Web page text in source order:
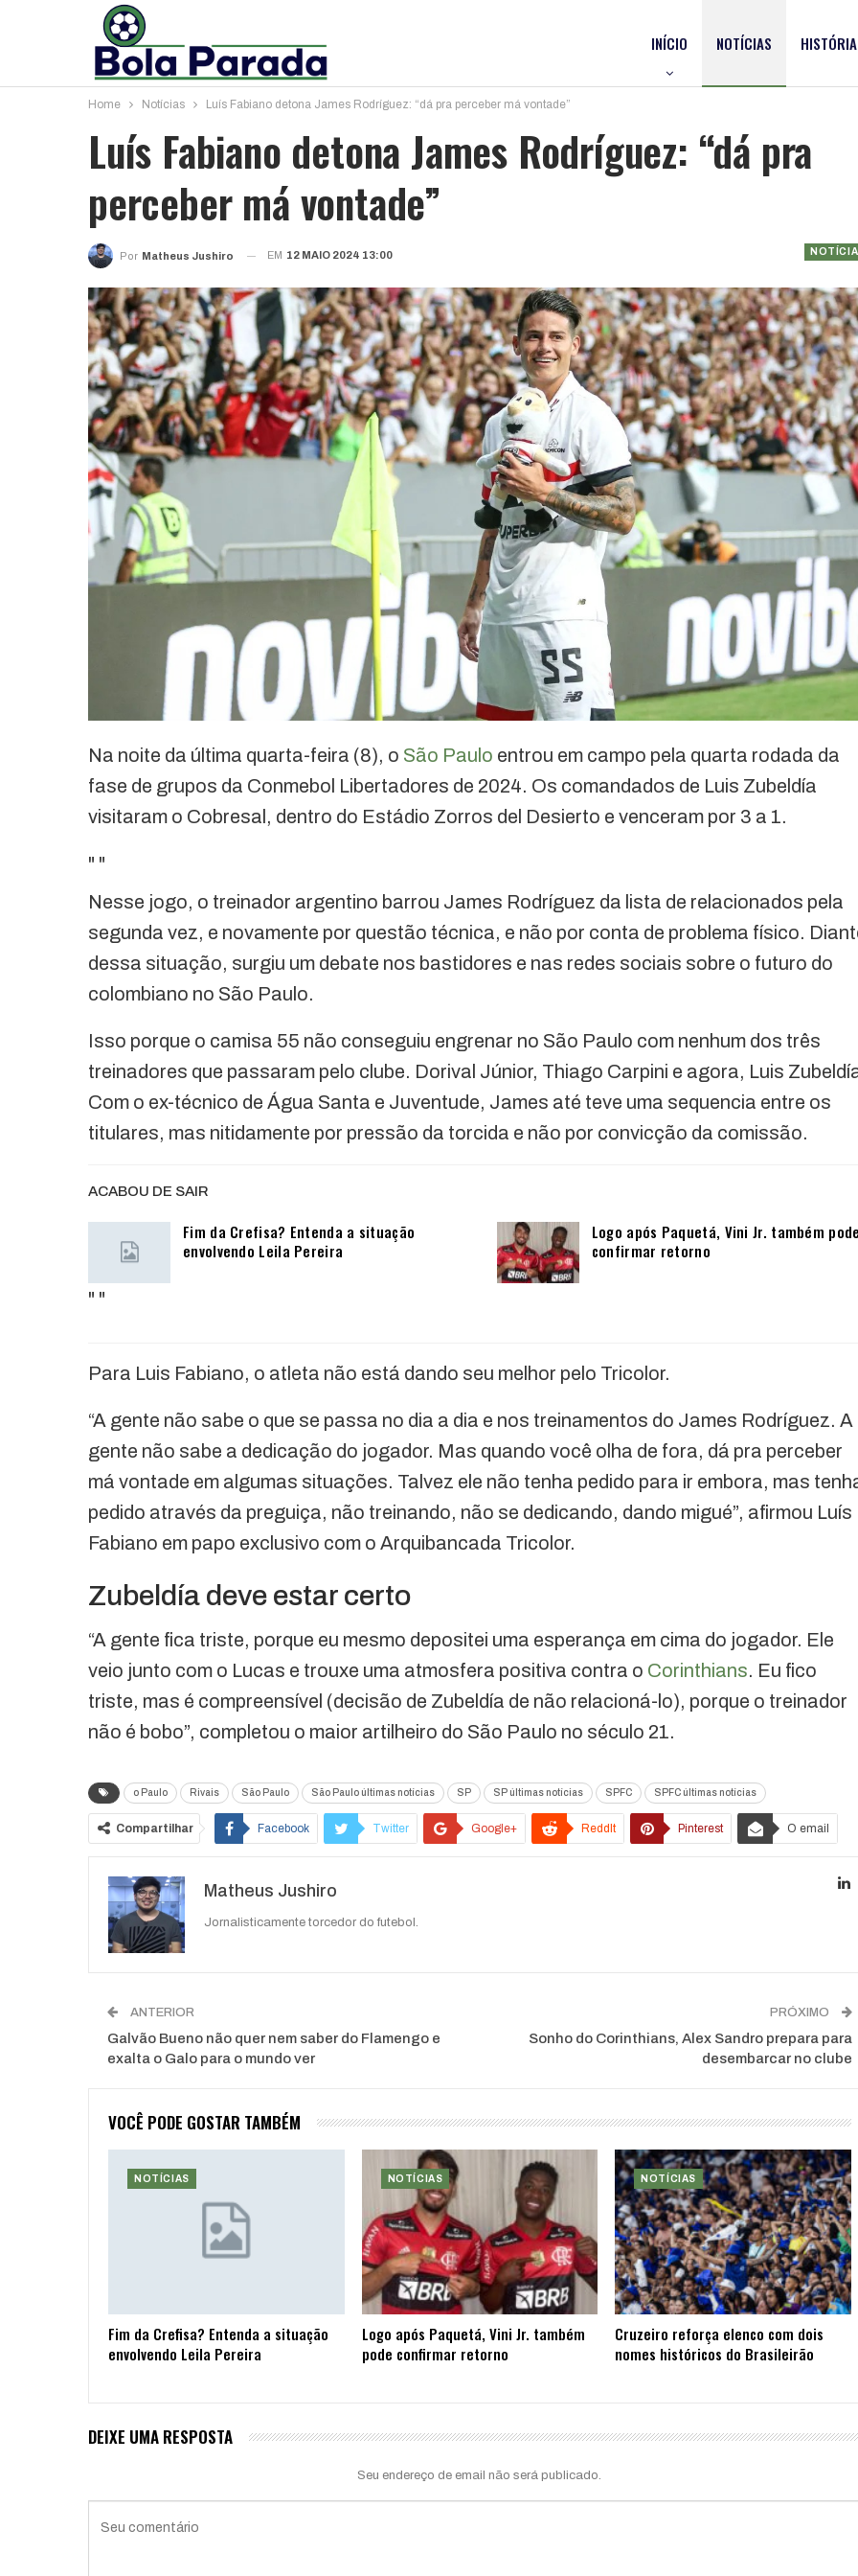
INÍCIO NOTÍCIAS HISTÓRIA
Home Notícias Luís Fabiano detona James Rodríguez: “dá pra perceber má vontade”
Luís Fabiano detona James Rodríguez: “dá pra
perceber má vontade”
Por Matheus Jushiro EM 12 MAIO 2024 13:00
Na noite da última quarta-feira (8), o São Paulo entrou em campo pela quarta rodada da
fase de grupos da Conmebol Libertadores de 2024. Os comandados de Luis Zubeldía
visitaram o Cobresal, dentro do Estádio Zorros del Desierto e venceram por 3 a 1.
" "
Nesse jogo, o treinador argentino barrou James Rodríguez da lista de relacionados pela
segunda vez, e novamente por questão técnica, e não por conta de problema físico.
dessa situação, surgiu um debate nos bastidores e nas redes sociais sobre o futuro do
colombiano no São Paulo.
Isso porque o camisa 55 não conseguiu engrenar no São Paulo com nenhum dos três
treinadores que passaram pelo clube. Dorival Júnior, Thiago Carpini e agora, Luis
Com o ex-técnico de Água Santa e Juventude, James até teve uma sequencia entre os
titulares, mas nitidamente por pressão da torcida e não por convicção da comissão.
ACABOU DE SAIR
Fim da Crefisa? Entenda a situação
envolvendo Leila Pereira
" "
Logo após Paquetá, Vini Jr. também pode
confirmar retorno
Para Luis Fabiano, o atleta não está dando seu melhor pelo Tricolor.
“A gente não sabe o que se passa no dia a dia e nos treinamentos do James Rodríguez. A
gente não sabe a dedicação do jogador. Mas quando você olha de fora, dá pra perceber
má vontade em algumas situações. Talvez ele não tenha pedido para ir embora, mas
pedido através da preguiça, não treinando, não se dedicando, dando migué”, afirmou Luís
Fabiano em papo exclusivo com o Arquibancada Tricolor.
Zubeldía deve estar certo
“A gente fica triste, porque eu mesmo depositei uma esperança em cima do jogador. Ele
veio junto com o Lucas e trouxe uma atmosfera positiva contra o Corinthians. Eu fico
triste, mas é compreensível (decisão de Zubeldía de não relacioná-lo), porque o treinador
não é bobo”, completou o maior artilheiro do São Paulo no século 21.
o Paulo Rivais São Paulo São Paulo últimas notícias SP SP últimas notícias SPFC SPFC últimas notícias
Compartilhar Facebook Twitter Google+ ReddIt Pinterest O email
Matheus Jushiro
Jornalisticamente torcedor do futebol.
ANTERIOR
Galvão Bueno não quer nem saber do Flamengo e
exalta o Galo para o mundo ver
PRÓXIMO
Sonho do Corinthians, Alex Sandro prepara para
desembarcar no clube
VOCÊ PODE GOSTAR TAMBÉM
NOTÍCIAS
Fim da Crefisa? Entenda a situação
envolvendo Leila Pereira
NOTÍCIAS
Logo após Paquetá, Vini Jr. também
pode confirmar retorno
NOTÍCIAS
Cruzeiro reforça elenco com dois
nomes históricos do Brasileirão
DEIXE UMA RESPOSTA
Seu endereço de email não será publicado.